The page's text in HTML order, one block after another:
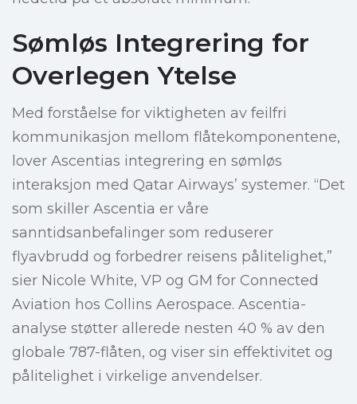
Sømløs Integrering for
Overlegen Ytelse
Med forståelse for viktigheten av feilfri
kommunikasjon mellom flåtekomponentene,
lover Ascentias integrering en sømløs
interaksjon med Qatar Airways’ systemer. “Det
som skiller Ascentia er våre
sanntidsanbefalinger som reduserer
flyavbrudd og forbedrer reisens pålitelighet,”
sier Nicole White, VP og GM for Connected
Aviation hos Collins Aerospace. Ascentia-
analyse støtter allerede nesten 40 % av den
globale 787-flåten, og viser sin effektivitet og
pålitelighet i virkelige anvendelser.